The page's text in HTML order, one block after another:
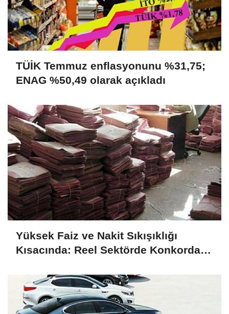
TÜİK Temmuz enflasyonunu %31,75;
ENAG %50,49 olarak açıkladı
Yüksek Faiz ve Nakit Sıkışıklığı
Kısacında: Reel Sektörde Konkordato